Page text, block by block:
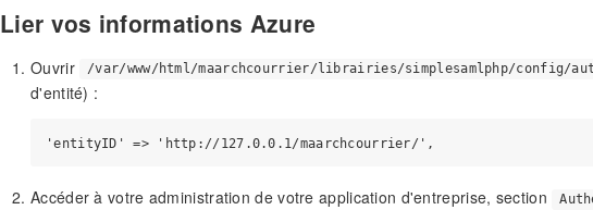
Lier vos informations Azure
Ouvrir /var/www/html/maarchcourrier/librairies/simplesamlphp/config/
d'entité) :
Accéder à votre administration de votre application d'entreprise, section